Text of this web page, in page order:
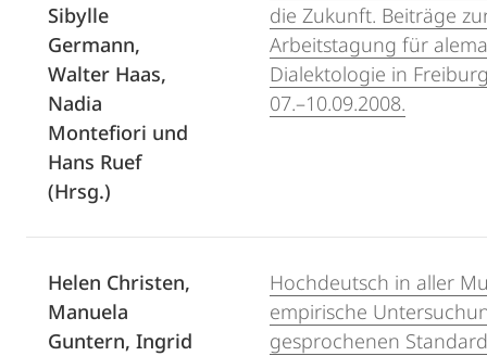
Sibylle
Germann,
Walter Haas,
Nadia
Montefiori und
Hans Ruef
(Hrsg.)
die Zukunft. Beiträge
Arbeitstagung für
Dialektologie in
07.–10.09.2008.
Helen Christen,
Manuela
Guntern, Ingrid
Hochdeutsch in aller
empirische
gesprochenen